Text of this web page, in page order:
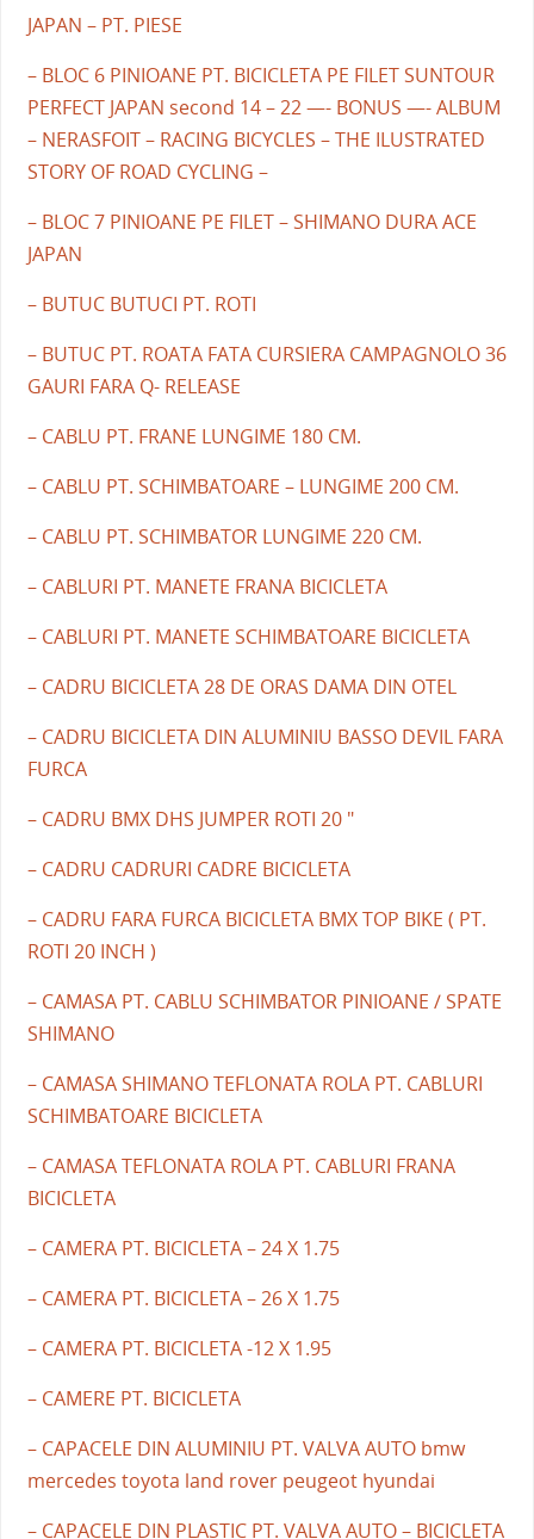
JAPAN – PT. PIESE
– BLOC 6 PINIOANE PT. BICICLETA PE FILET SUNTOUR
PERFECT JAPAN second 14 – 22 —- BONUS —- ALBUM
– NERASFOIT – RACING BICYCLES – THE ILUSTRATED
STORY OF ROAD CYCLING –
– BLOC 7 PINIOANE PE FILET – SHIMANO DURA ACE
JAPAN
– BUTUC BUTUCI PT. ROTI
– BUTUC PT. ROATA FATA CURSIERA CAMPAGNOLO 36
GAURI FARA Q- RELEASE
– CABLU PT. FRANE LUNGIME 180 CM.
– CABLU PT. SCHIMBATOARE – LUNGIME 200 CM.
– CABLU PT. SCHIMBATOR LUNGIME 220 CM.
– CABLURI PT. MANETE FRANA BICICLETA
– CABLURI PT. MANETE SCHIMBATOARE BICICLETA
– CADRU BICICLETA 28 DE ORAS DAMA DIN OTEL
– CADRU BICICLETA DIN ALUMINIU BASSO DEVIL FARA
FURCA
– CADRU BMX DHS JUMPER ROTI 20 "
– CADRU CADRURI CADRE BICICLETA
– CADRU FARA FURCA BICICLETA BMX TOP BIKE ( PT.
ROTI 20 INCH )
– CAMASA PT. CABLU SCHIMBATOR PINIOANE / SPATE
SHIMANO
– CAMASA SHIMANO TEFLONATA ROLA PT. CABLURI
SCHIMBATOARE BICICLETA
– CAMASA TEFLONATA ROLA PT. CABLURI FRANA
BICICLETA
– CAMERA PT. BICICLETA – 24 X 1.75
– CAMERA PT. BICICLETA – 26 X 1.75
– CAMERA PT. BICICLETA -12 X 1.95
– CAMERE PT. BICICLETA
– CAPACELE DIN ALUMINIU PT. VALVA AUTO bmw
mercedes toyota land rover peugeot hyundai
– CAPACELE DIN PLASTIC PT. VALVA AUTO – BICICLETA